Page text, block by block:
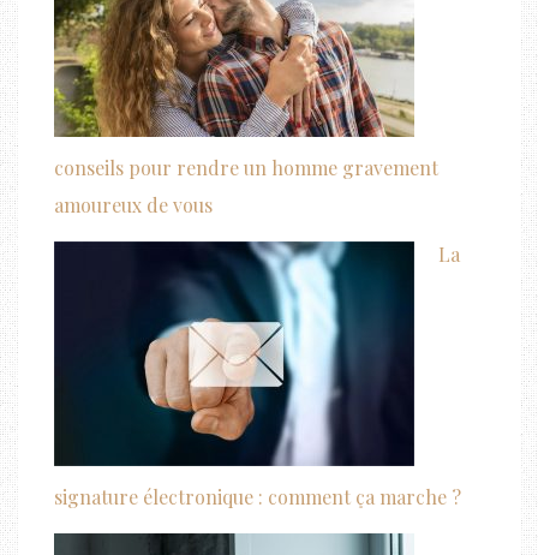
conseils pour rendre un homme gravement
amoureux de vous
La
signature électronique : comment ça marche ?